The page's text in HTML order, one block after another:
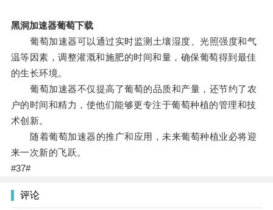
黑洞加速器葡萄下载
葡萄加速器可以通过实时监测土壤湿度、光照强度和气
温等因素，调整灌溉和施肥的时间和量，确保葡萄得到最佳
的生长环境。
葡萄加速器不仅提高了葡萄的品质和产量，还节约了农
户的时间和精力，使他们能够更专注于葡萄种植的管理和技
术创新。
随着葡萄加速器的推广和应用，未来葡萄种植业必将迎
来一次新的飞跃。
#37#
评论